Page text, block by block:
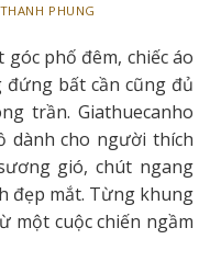
PHUNG
phố đêm, chiếc áo
đứng bất cần cũng đủ
trần. Giathuecanho
dành cho người thích
gió, chút ngang
đẹp mắt. Từng khung
một cuộc chiến ngầm